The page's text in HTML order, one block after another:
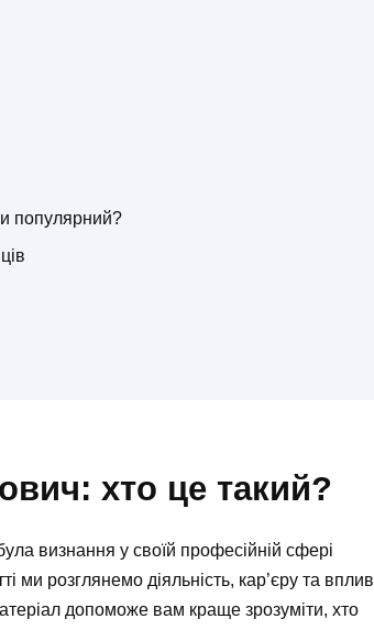
популярний?
хто це такий?
визнання у своїй професійній сфері
ми розглянемо діяльність, кар’єру та вплив
допоможе вам краще зрозуміти, хто